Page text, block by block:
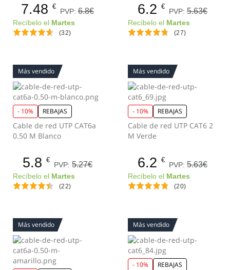
7.48 €
PVP: 6.8€
Recíbelo el Martes
(32)
6.2 €
PVP: 5.63€
Recíbelo el Martes
(27)
Más vendido
- 10% REBAJAS
Cable de red UTP CAT6a
0.50 M Blanco
5.8 €
PVP: 5.27€
Recíbelo el Martes
(22)
Más vendido
- 10% REBAJAS
Cable de red UTP CAT6 2
M Verde
6.2 €
PVP: 5.63€
Recíbelo el Martes
(20)
Más vendido Más vendido
- 10% REBAJAS